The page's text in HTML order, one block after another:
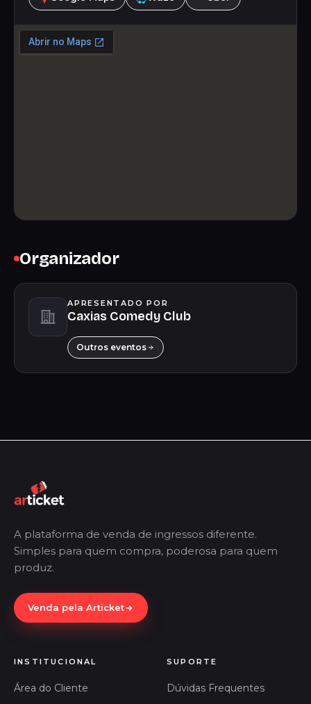
Organizador
APRESENTADO POR
Caxias Comedy Club
Outros eventos
A plataforma de venda de ingressos diferente.
Simples para quem compra, poderosa para quem
produz.
Venda pela Articket
INSTITUCIONAL
Área do Cliente
SUPORTE
Dúvidas Frequentes